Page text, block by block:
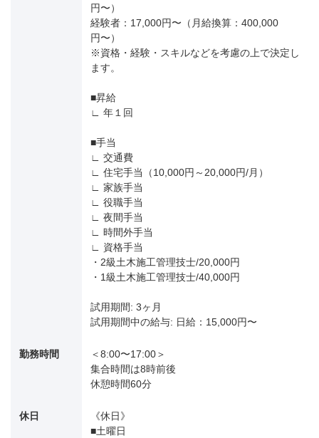
円〜）
経験者：17,000円〜（月給換算：400,000
円〜）
※資格・経験・スキルなどを考慮の上で決定し
ます。
■昇給
∟ 年１回
■手当
∟ 交通費
∟ 住宅手当（10,000円～20,000円/月）
∟ 家族手当
∟ 役職手当
∟ 夜間手当
∟ 時間外手当
∟ 資格手当
・2級土木施工管理技士/20,000円
・1級土木施工管理技士/40,000円
試用期間: 3ヶ月
試用期間中の給与: 日給：15,000円〜
勤務時間
＜8:00〜17:00＞
集合時間は8時前後
休憩時間60分
休日
《休日》
■土曜日